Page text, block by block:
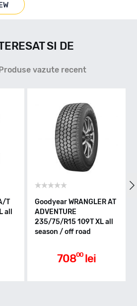
ud
SI DE
vazute recent
Goodyear WRANGLER AT
ADVENTURE
235/75/R15 109T XL all
season / off road
70800 lei